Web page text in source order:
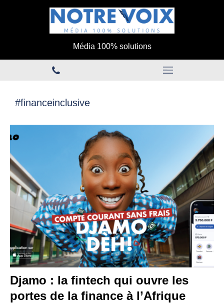
Média 100% solutions
#financeinclusive
Djamo : la fintech qui ouvre les
portes de la finance à l’Afrique